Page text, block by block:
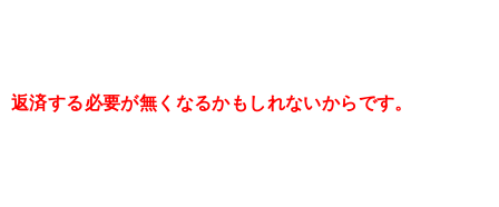
返済する必要が無くなるかもしれないからです。